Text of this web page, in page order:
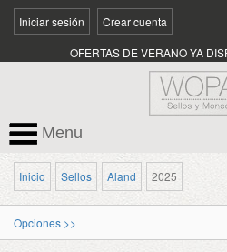
Iniciar sesión Crear cuenta
OFERTAS DE VERANO YA
Menu
Inicio Sellos Aland 2025
Opciones >>